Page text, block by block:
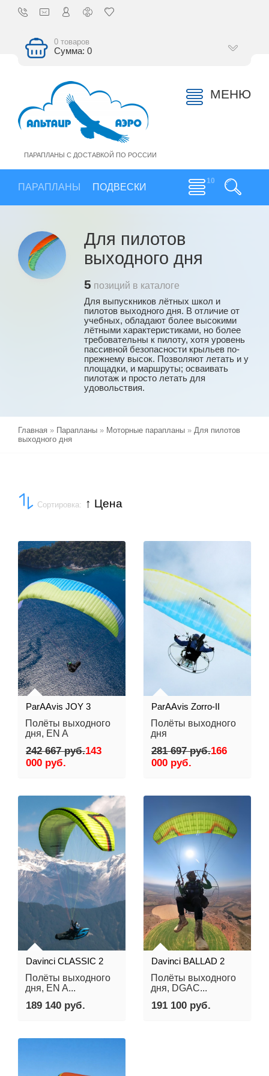
0 товаров
Сумма: 0
ПАРАПЛАНЫ С ДОСТАВКОЙ ПО РОССИИ
МЕНЮ
ПАРАПЛАНЫ ПОДВЕСКИ
Для пилотов
выходного дня
5 позиций в каталоге
Для выпускников лётных школ и
пилотов выходного дня. В отличие от
учебных, обладают более высокими
лётными характеристиками, но более
требовательны к пилоту, хотя уровень
пассивной безопасности крыльев по-
прежнему высок. Позволяют летать и у
площадки, и маршруты; осваивать
пилотаж и просто летать для
удовольствия.
Главная » Парапланы » Моторные парапланы » Для пилотов
выходного дня
Сортировка: ↑ Цена
ParAAvis JOY 3
Полёты выходного
дня, EN A
242 667 руб.143
000 руб.
ParAAvis Zorro-II
Полёты выходного
дня
281 697 руб.166
000 руб.
Davinci CLASSIC 2
Полёты выходного
дня, EN A...
189 140 руб.
Davinci BALLAD 2
Полёты выходного
дня, DGAC...
191 100 руб.